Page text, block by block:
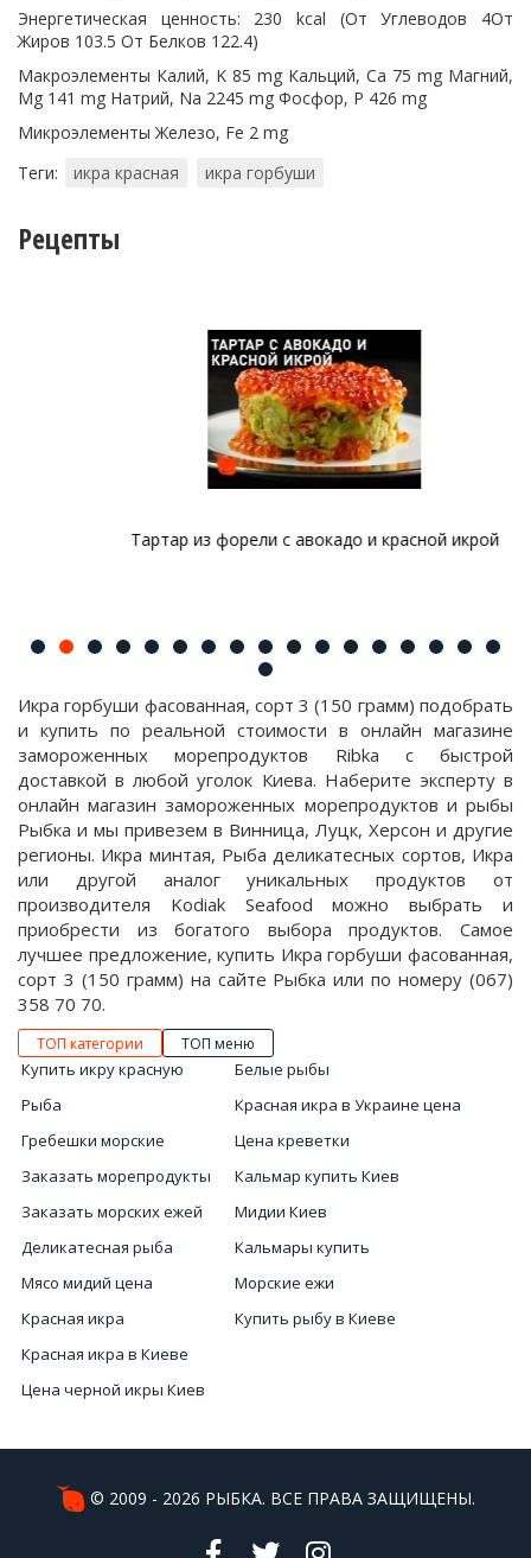
Энергетическая ценность: 230 kcal (От Углеводов 4От
Жиров 103.5 От Белков 122.4)
Макроэлементы Калий, K 85 mg Кальций, Ca 75 mg Магний,
Mg 141 mg Натрий, Na 2245 mg Фосфор, P 426 mg
Микроэлементы Железо, Fe 2 mg
Теги:
икра красная икра горбуши
Рецепты
Тартар из форели с авокадо и красной икрой
Икра горбуши фасованная, сорт 3 (150 грамм) подобрать
и купить по реальной стоимости в онлайн магазине
замороженных морепродуктов Ribka с быстрой
доставкой в любой уголок Киева. Наберите эксперту в
онлайн магазин замороженных морепродуктов и рыбы
Рыбка и мы привезем в Винница, Луцк, Херсон и другие
регионы. Икра минтая, Рыба деликатесных сортов, Икра
или другой аналог уникальных продуктов от
производителя Kodiak Seafood можно выбрать и
приобрести из богатого выбора продуктов. Самое
лучшее предложение, купить Икра горбуши фасованная,
сорт 3 (150 грамм) на сайте Рыбка или по номеру (067)
358 70 70.
ТОП категории ТОП меню
Купить икру красную
Рыба
Гребешки морские
Заказать морепродукты
Заказать морских ежей
Деликатесная рыба
Мясо мидий цена
Красная икра
Белые рыбы
Красная икра в Украине цена
Цена креветки
Кальмар купить Киев
Мидии Киев
Кальмары купить
Морские ежи
Купить рыбу в Киеве
Красная икра в Киеве
Цена черной икры Киев
Цены красной икры
© 2009 - 2026 РЫБКА. ВСЕ ПРАВА ЗАЩИЩЕНЫ.